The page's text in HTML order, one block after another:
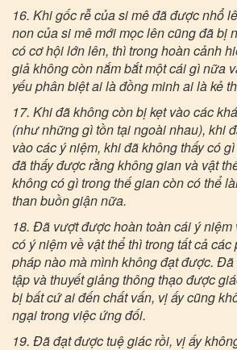
16. Khi gốc rễ của si mê đã được nhổ
non của si mê mới mọc lên cũng đã bị
có cơ hội lớn lên, thì trong hoàn cảnh
giả không còn nắm bắt một cái gì nữa
yếu phân biệt ai là đồng minh ai là kẻ
17. Khi đã không còn bị kẹt vào các
(như những gì tồn tại ngoài nhau), khi
vào các ý niệm, khi đã không thấy có
đã thấy được rằng không gian và vật
không có gì trong thế gian còn có thể
than buồn giận nữa.
18. Đã vượt được hoàn toàn cái ý niệm
có ý niệm về vật thể thì trong tất cả
pháp nào mà mình không đạt được.
tập và thuyết giảng thông thạo được
bị bất cứ ai đến chất vấn, vị ấy cũng
ngại trong việc ứng đối.
19. Đã đạt được tuệ giác rồi, vị ấy